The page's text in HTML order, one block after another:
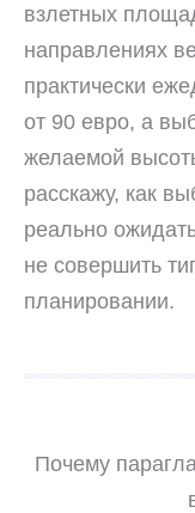
взлетных
направлениях
практически
от 90 евро, а
желаемой
расскажу, как
реально
не совершить
планировании.
Почему